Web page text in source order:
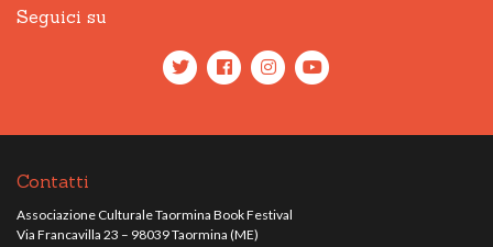
Seguici su
Contatti
Associazione Culturale Taormina Book Festival
Via Francavilla 23 – 98039 Taormina (ME)